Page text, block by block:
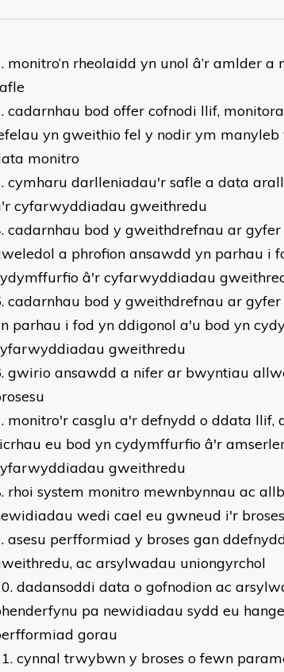
monitro’n rheolaidd yn unol â’r amlder
cadarnhau bod offer cofnodi llif,
yn gweithio fel y nodir ym
monitro
cymharu darlleniadau'r safle a data
cyfarwyddiadau gweithredu
cadarnhau bod y gweithdrefnau ar
a phrofion ansawdd yn parhau i
â'r cyfarwyddiadau
cadarnhau bod y gweithdrefnau ar
parhau i fod yn ddigonol a'u bod yn
gweithredu
gwirio ansawdd a nifer ar bwyntiau
monitro'r casglu a'r defnydd o ddata llif,
eu bod yn cydymffurfio â'r
gweithredu
rhoi system monitro mewnbynnau ac
wedi cael eu gwneud i'r broses
asesu perfformiad y broses gan
ac arsylwadau uniongyrchol
dadansoddi data o gofnodion ac
pa newidiadau sydd eu
gorau
cynnal trwybwn y broses o fewn